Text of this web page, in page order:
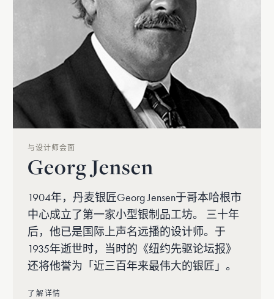
与设计师会面
Georg Jensen
1904年，丹麦银匠Georg Jensen于哥本哈根市
中心成立了第一家小型银制品工坊。 三十年
后，他已是国际上声名远播的设计师。于
1935年逝世时，当时的《纽约先驱论坛报》
还将他誉为「近三百年来最伟大的银匠」。
了解详情